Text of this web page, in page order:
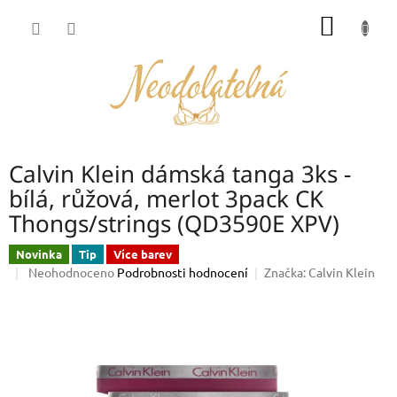
Calvin Klein dámská tanga 3ks -
bílá, růžová, merlot 3pack CK
Thongs/strings (QD3590E XPV)
Novinka Tip Více barev
Průměrné
Neohodnoceno Podrobnosti hodnocení Značka: Calvin Klein